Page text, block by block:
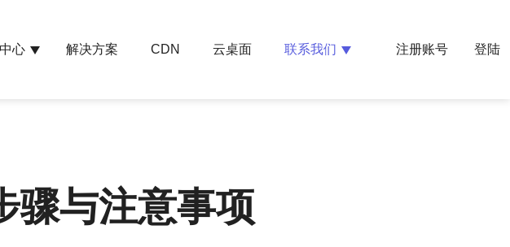
心 解决方案 CDN 云桌面 联系我们 注册账号 登陆
骤与注意事项